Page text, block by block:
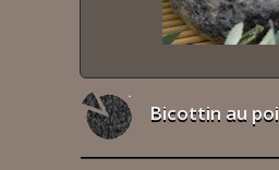
Bicottin au